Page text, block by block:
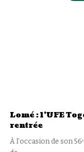
Lomé : l’UFE
rentrée
À l’occasion de son